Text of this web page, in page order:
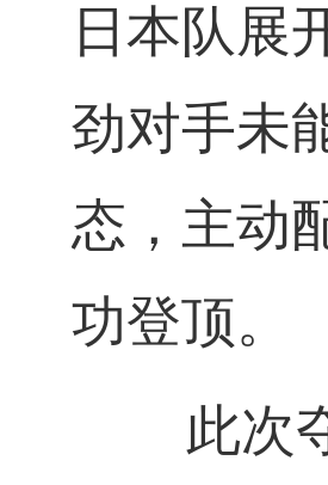
日本队展
劲对手未
态，主动
功登顶。
此次夺